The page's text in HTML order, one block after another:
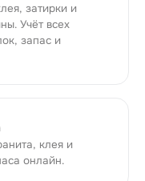
затирки и
Учёт всех
запас и
клея и
онлайн.